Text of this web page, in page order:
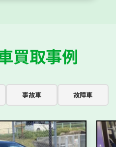
買取事例
事故車 故障車